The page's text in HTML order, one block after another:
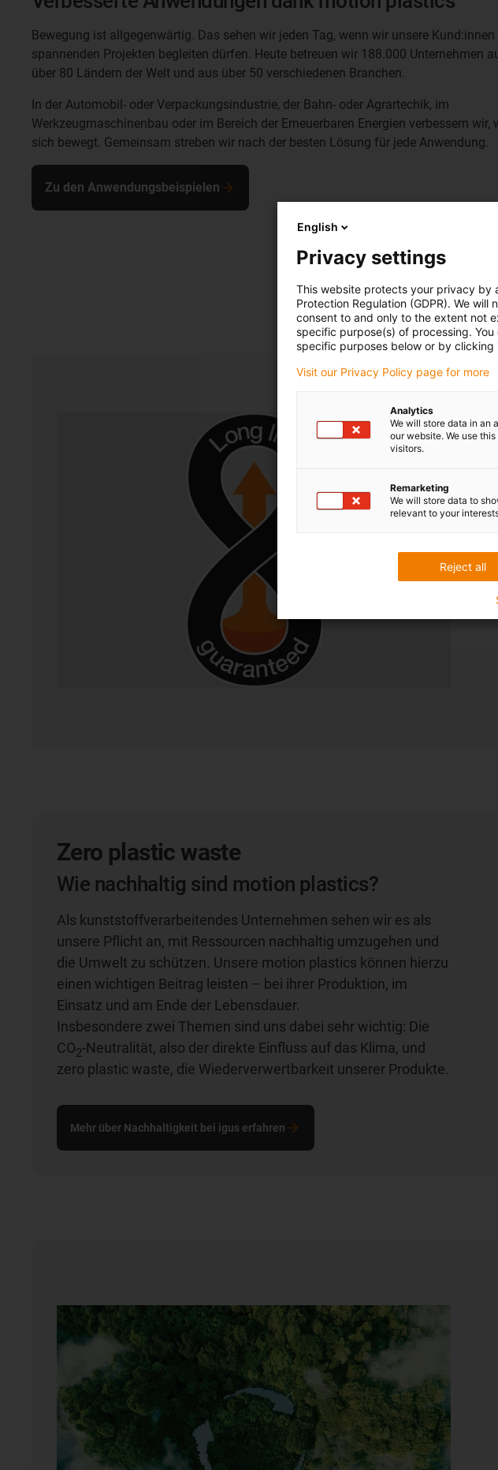
Bewegung ist allgegenwärtig. Das sehen wir jeden Tag, wenn wir unsere Kund:innen
spannenden Projekten begleiten dürfen. Heute betreuen wir 188.000 Unternehmen
über 80 Ländern der Welt und aus über 50 verschiedenen Branchen.
In der Automobil- oder Verpackungsindustrie, der Bahn- oder Agrartechik, im
Werkzeugmaschinenbau oder im Bereich der Erneuerbaren Energien verbessern wir,
sich bewegt. Gemeinsam streben wir nach der besten Lösung für jede Anwendung.
Zu den Anwendungsbeispielen
Zero plastic waste
Wie nachhaltig sind motion plastics?
Als kunststoffverarbeitendes Unternehmen sehen wir es als
unsere Pflicht an, mit Ressourcen nachhaltig umzugehen und
die Umwelt zu schützen. Unsere motion plastics können hierzu
einen wichtigen Beitrag leisten – bei ihrer Produktion, im
Einsatz und am Ende der Lebensdauer.
Insbesondere zwei Themen sind uns dabei sehr wichtig: Die
CO2-Neutralität, also der direkte Einfluss auf das Klima, und
zero plastic waste, die Wiederverwertbarkeit unserer Produkte.
Mehr über Nachhaltigkeit bei igus erfahren
English
Privacy settings
This website protects your privacy by
Protection Regulation (GDPR). We
consent to and only to the extent not
specific purpose(s) of processing.
specific purposes below or by clicking
Visit our Privacy Policy page for more
Analytics
We will store data in an
our website. We use
visitors.
Remarketing
We will store data to
relevant to your
Reject all